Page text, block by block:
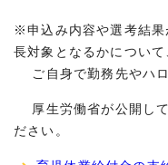
※申込み内容や選考結果
長対象となるかについて
ご自身で勤務先やハロ
厚生労働省が公開して
ださい。